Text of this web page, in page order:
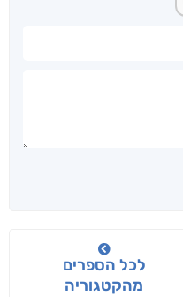
לכל הספרים
מהקטגוריה